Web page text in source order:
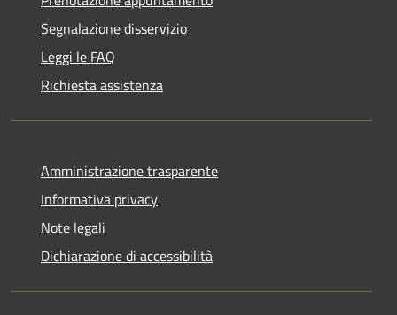
Segnalazione disservizio
Leggi le FAQ
Richiesta assistenza
Amministrazione trasparente
Informativa privacy
Note legali
Dichiarazione di accessibilità